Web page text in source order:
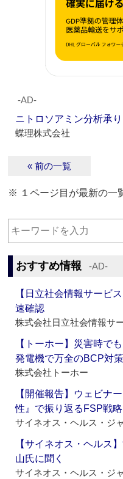
‐AD‐
ニトロソアミン分析承
蝶理株式会社
« 前の一覧
※ １ページ目が最新の一
おすすめ情報 ‐AD‐
【日立社会情報サービ
速確認
株式会社日立社会情報サ
【トーホー】災害時で
発電機で万全のBCP対策
株式会社トーホー
【開催報告】ウェビナ
性』で振り返るFSP戦略
サイネオス・ヘルス・ジ
【サイネオス・ヘルス
山氏に聞く
サイネオス・ヘルス・ジ